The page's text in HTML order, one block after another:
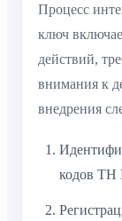
Процесс
ключ
действий,
внимания к
внедрения
кодов ТН